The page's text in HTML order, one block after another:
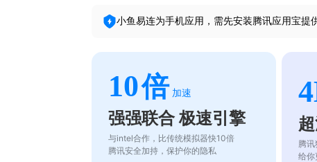
小鱼易连为手机应用，需先安装腾讯应用宝提
10倍 加速
强强联合 极速引擎
与intel合作，比传统模拟器快10倍
腾讯安全加持，保护你的隐私
腾
给你